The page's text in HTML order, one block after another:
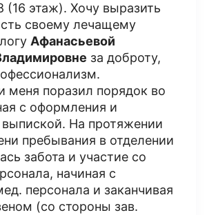
этаж). Хочу выразить
своему лечащему
Афанасьевой
за доброту,
меня поразил порядок во
с оформления и
выпиской. На протяжении
пребывания в отделении
забота и участие со
начиная с
персонала и заканчивая
(со стороны зав.